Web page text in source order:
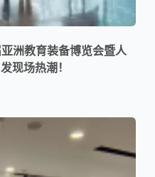
洲教育装备博览会暨人
现场热潮！